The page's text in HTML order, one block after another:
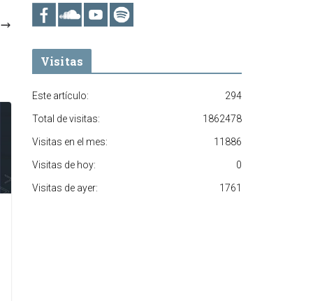
Visitas
294
Este artículo:
1862478
Total de visitas:
11886
Visitas en el mes:
0
Visitas de hoy:
1761
Visitas de ayer: